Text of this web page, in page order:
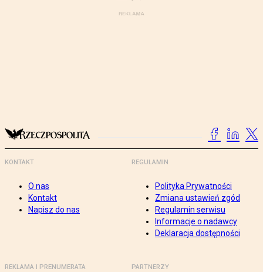
KONTAKT
O nas
Kontakt
Napisz do nas
REGULAMIN
Polityka Prywatności
Zmiana ustawień zgód
Regulamin serwisu
Informacje o nadawcy
Deklaracja dostępności
REKLAMA I PRENUMERATA PARTNERZY